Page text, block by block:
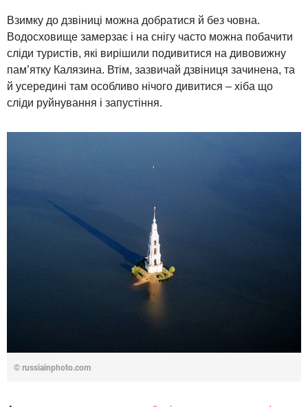
Взимку до дзвіниці можна добратися й без човна.
Водосховище замерзає і на снігу часто можна побачити
сліди туристів, які вирішили подивитися на дивовижну
пам’ятку Калязина. Втім, зазвичай дзвіниця зачинена, та
й усередині там особливо нічого дивитися – хіба що
сліди руйнування і запустіння.
© russiainphoto.com